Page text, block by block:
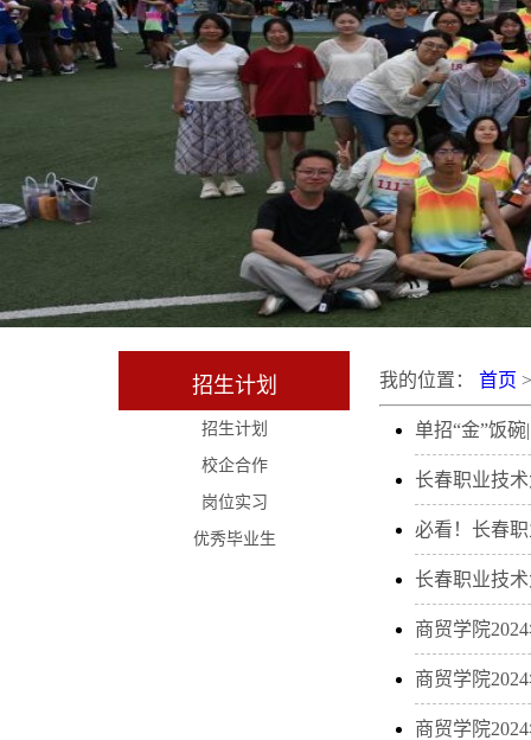
招生计划
招生计划
校企合作
岗位实习
优秀毕业生
我的位置： 首页
单招“金”饭
长春职业技
必看！长春
长春职业技
商贸学院
商贸学院
商贸学院